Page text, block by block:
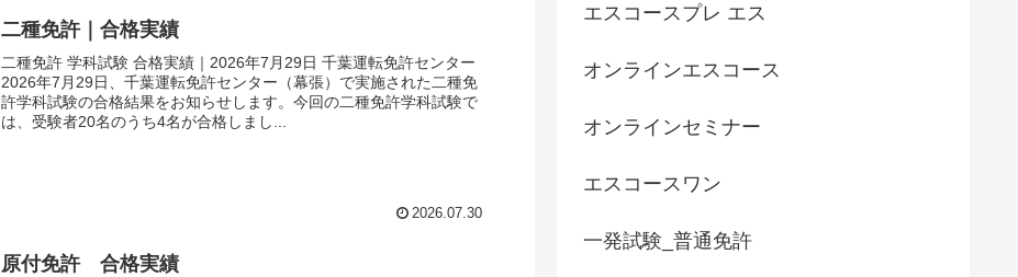
二種免許｜合格実績
二種免許 学科試験 合格実績｜2026年7月29日 千葉運転免許センター
2026年7月29日、千葉運転免許センター（幕張）で実施された二種免
許学科試験の合格結果をお知らせします。今回の二種免許学科試験で
は、受験者20名のうち4名が合格しまし...
2026.07.30
原付免許 合格実績
エスコースプレ エス
オンラインエスコース
オンラインセミナー
エスコースワン
一発試験_普通免許